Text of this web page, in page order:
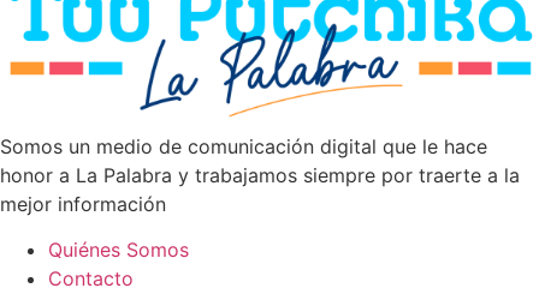
Somos un medio de comunicación digital que le hace
honor a La Palabra y trabajamos siempre por traerte a la
mejor información
Quiénes Somos
Contacto